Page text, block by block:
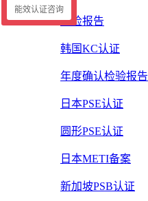
质检报告
韩国KC认证
年度确认检验报告
日本PSE认证
圆形PSE认证
日本METI备案
新加坡PSB认证
能效认证咨询